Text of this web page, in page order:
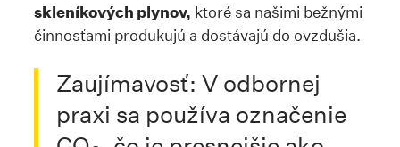
skleníkových plynov, ktoré sa našimi bežnými
činnosťami produkujú a dostávajú do ovzdušia.
Zaujímavosť: V odbornej
praxi sa používa označenie